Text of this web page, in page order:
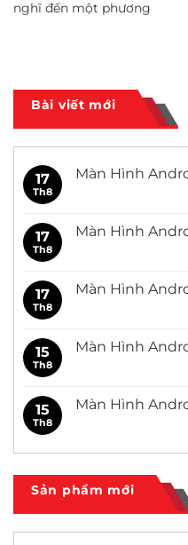
Bài viết mới
17
Th8
Màn Hình
luận
ở
Toyota
Innova
17
Th8
Màn Hình
luận
ở
Toyota
Fortuner
17
Th8
Màn Hình
luận
ở
Honda
Civic
15
Th8
Màn Hình
luận
ở
Honda
15
Th8
Màn Hình
luận
Màn
Hình
Outlander
Sản phẩm mới
nghĩ đến một phương